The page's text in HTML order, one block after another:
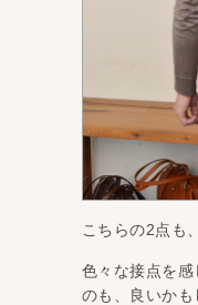
こちらの2点も
色々な接点を
のも、良いかも